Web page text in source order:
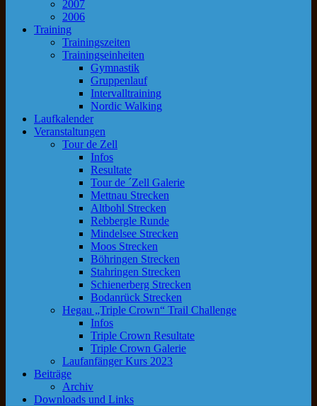
2007
2006
Training
Trainingszeiten
Trainingseinheiten
Gymnastik
Gruppenlauf
Intervalltraining
Nordic Walking
Laufkalender
Veranstaltungen
Tour de Zell
Infos
Resultate
Tour de ´Zell Galerie
Mettnau Strecken
Altbohl Strecken
Rebbergle Runde
Mindelsee Strecken
Moos Strecken
Böhringen Strecken
Stahringen Strecken
Schienerberg Strecken
Bodanrück Strecken
Hegau „Triple Crown“ Trail Challenge
Infos
Triple Crown Resultate
Triple Crown Galerie
Laufanfänger Kurs 2023
Beiträge
Archiv
Downloads und Links